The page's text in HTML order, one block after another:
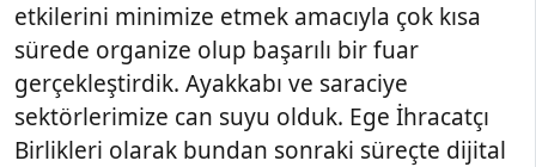
etkilerini minimize etmek amacıyla çok kısa
sürede organize olup başarılı bir fuar
gerçekleştirdik. Ayakkabı ve saraciye
sektörlerimize can suyu olduk. Ege İhracatçı
Birlikleri olarak bundan sonraki süreçte dijital